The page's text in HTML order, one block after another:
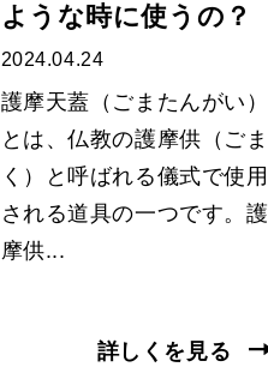
ような時に使うの？
2024.04.24
護摩天蓋（ごまたんがい）
とは、仏教の護摩供（ごま
く）と呼ばれる儀式で使用
される道具の一つです。護
摩供...
詳しくを見る